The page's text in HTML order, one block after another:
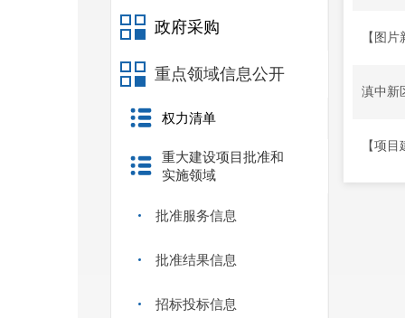
政府采购
重点领域信息公开
权力清单
重大建设项目批准和
实施领域
批准服务信息
批准结果信息
招标投标信息
【图
滇中新
【项